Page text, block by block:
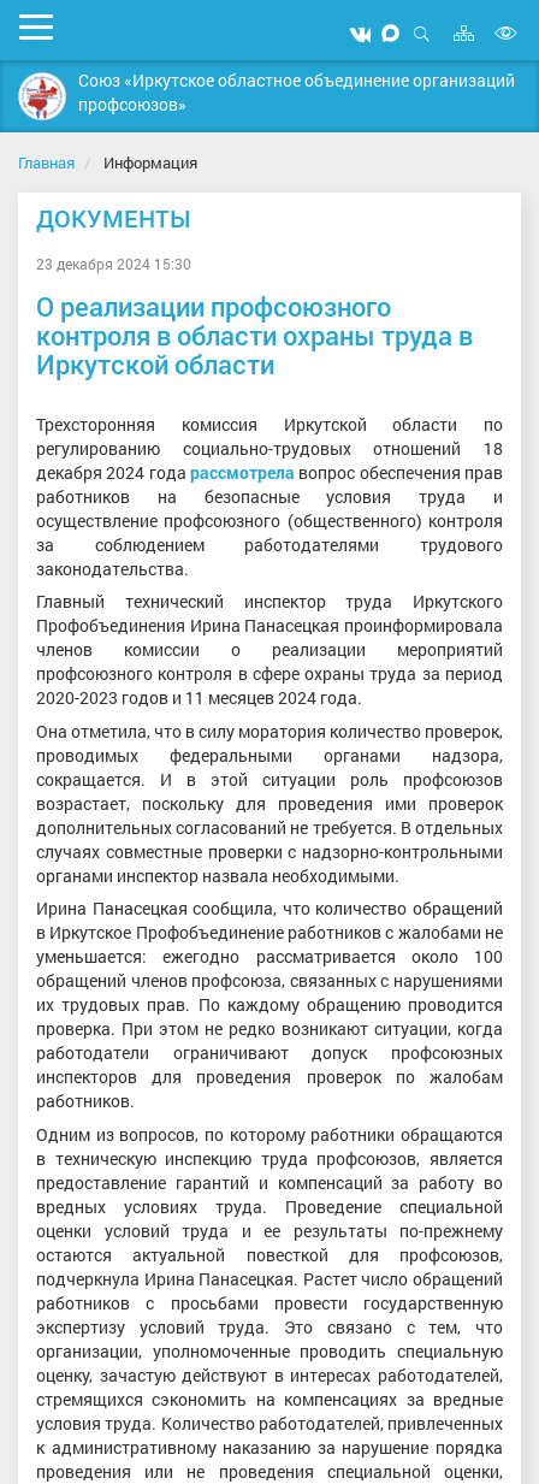
Мобильное
меню
Мы
вконтакте
Мы
в
MAX
Открыть
поиск
Карта
сайта
Союз «Иркутское областное объединение организаций
профсоюзов»
Главная Информация
ДОКУМЕНТЫ
23 декабря 2024 15:30
О реализации профсоюзного
контроля в области охраны труда в
Иркутской области
Трехсторонняя комиссия Иркутской области по
регулированию социально-трудовых отношений 18
декабря 2024 года рассмотрела вопрос обеспечения прав
работников на безопасные условия труда и
осуществление профсоюзного (общественного) контроля
за соблюдением работодателями трудового
законодательства.
Главный технический инспектор труда Иркутского
Профобъединения Ирина Панасецкая проинформировала
членов комиссии о реализации мероприятий
профсоюзного контроля в сфере охраны труда за период
2020-2023 годов и 11 месяцев 2024 года.
Она отметила, что в силу моратория количество проверок,
проводимых федеральными органами надзора,
сокращается. И в этой ситуации роль профсоюзов
возрастает, поскольку для проведения ими проверок
дополнительных согласований не требуется. В отдельных
случаях совместные проверки с надзорно-контрольными
органами инспектор назвала необходимыми.
Ирина Панасецкая сообщила, что количество обращений
в Иркутское Профобъединение работников с жалобами не
уменьшается: ежегодно рассматривается около 100
обращений членов профсоюза, связанных с нарушениями
их трудовых прав. По каждому обращению проводится
проверка. При этом не редко возникают ситуации, когда
работодатели ограничивают допуск профсоюзных
инспекторов для проведения проверок по жалобам
работников.
Одним из вопросов, по которому работники обращаются
в техническую инспекцию труда профсоюзов, является
предоставление гарантий и компенсаций за работу во
вредных условиях труда. Проведение специальной
оценки условий труда и ее результаты по-прежнему
остаются актуальной повесткой для профсоюзов,
подчеркнула Ирина Панасецкая. Растет число обращений
работников с просьбами провести государственную
экспертизу условий труда. Это связано с тем, что
организации, уполномоченные проводить специальную
оценку, зачастую действуют в интересах работодателей,
стремящихся сэкономить на компенсациях за вредные
условия труда. Количество работодателей, привлеченных
к административному наказанию за нарушение порядка
проведения или не проведения специальной оценки,